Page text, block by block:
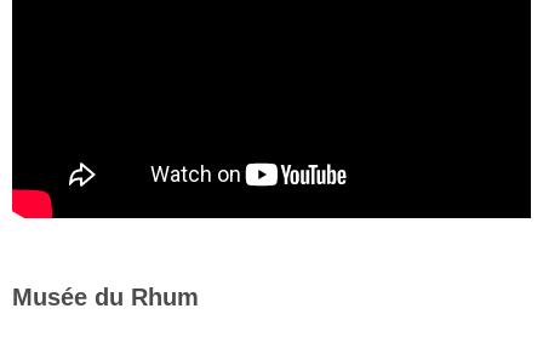
Musée du Rhum